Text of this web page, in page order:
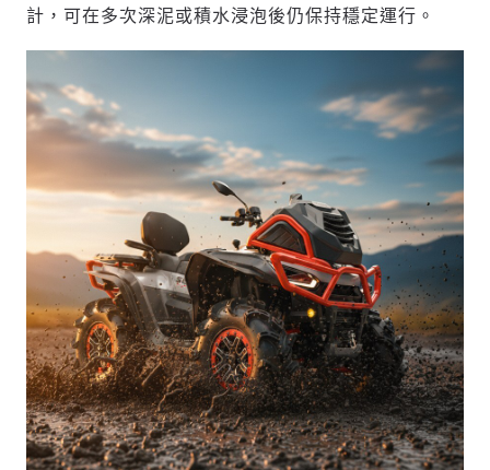
計，可在多次深泥或積水浸泡後仍保持穩定運行。